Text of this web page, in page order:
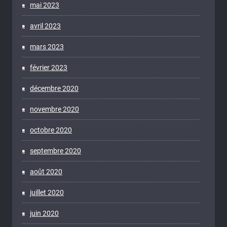
mai 2023
avril 2023
mars 2023
février 2023
décembre 2020
novembre 2020
octobre 2020
septembre 2020
août 2020
juillet 2020
juin 2020